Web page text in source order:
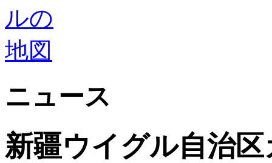
ニュース
新疆ウイグル自治